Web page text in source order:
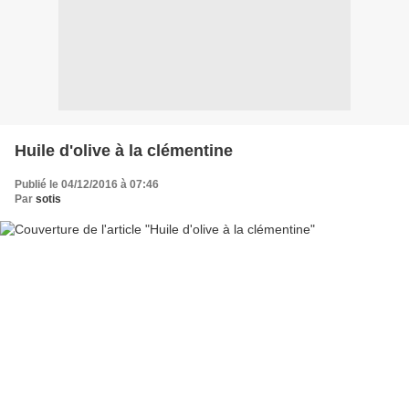
Huile d'olive à la clémentine
Publié le 04/12/2016 à 07:46
Par sotis